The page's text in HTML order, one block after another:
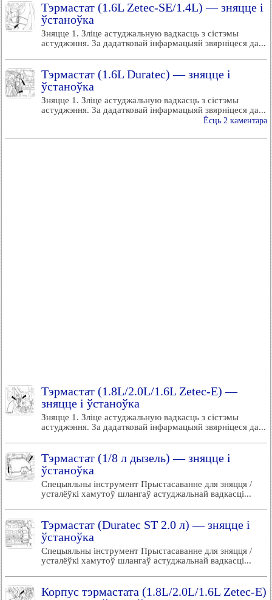
Тэрмастат (1.6L Zetec-SE/1.4L) — зняцце і
ўстаноўка
Зняцце 1. Зліце астуджальную вадкасць з сістэмы
астуджэння. За дадатковай інфармацыяй звярніцеся да...
Тэрмастат (1.6L Duratec) — зняцце і
ўстаноўка
Зняцце 1. Зліце астуджальную вадкасць з сістэмы
астуджэння. За дадатковай інфармацыяй звярніцеся да...
Ёсць 2 каментара
Тэрмастат (1.8L/2.0L/1.6L Zetec-E) —
зняцце і ўстаноўка
Зняцце 1. Зліце астуджальную вадкасць з сістэмы
астуджэння. За дадатковай інфармацыяй звярніцеся да...
Тэрмастат (1/8 л дызель) — зняцце і
ўстаноўка
Спецыяльны інструмент Прыстасаванне для зняцця /
усталёўкі хамутоў шлангаў астуджальнай вадкасці...
Тэрмастат (Duratec ST 2.0 л) — зняцце і
ўстаноўка
Спецыяльны інструмент Прыстасаванне для зняцця /
усталёўкі хамутоў шлангаў астуджальнай вадкасці...
Корпус тэрмастата (1.8L/2.0L/1.6L Zetec-E)